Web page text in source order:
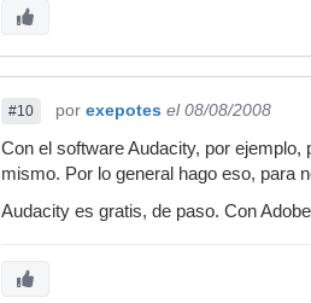
#10 por exepotes el 08/08/2008
Con el software Audacity, por
mismo. Por lo general hago eso, para
Audacity es gratis, de paso. Con